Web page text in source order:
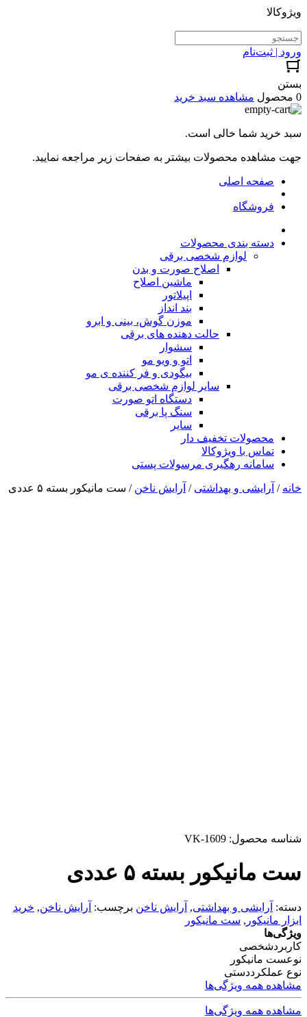
ویژوکالا
ورود | ثبت‌نام
بستن
0 محصول
مشاهده سبد خرید
سبد خرید شما خالی است.
جهت مشاهده محصولات بیشتر به صفحات زیر مراجعه نمایید.
صفحه اصلی
فروشگاه
دسته بندی محصولات
لوازم شخصی برقی
اصلاح صورت و بدن
ماشین اصلاح
اپیلاتور
بند انداز
موزن گوش، بینی و ابرو
حالت دهنده های برقی
سشوار
اتو و ویو مو
بیگودی و فر کننده ی مو
سایر لوازم شخصی برقی
دستگاه اتو صورت
سنگ پا برقی
سایر
محصولات تخفیف دار
تماس با ویژوکالا
سامانه رهگیری مرسولات پستی
خانه / آرایشی و بهداشتی / آرایش ناخن / ست مانیکور بسته ۵ عددی
شناسه محصول: VK-1609
ست مانیکور بسته ۵ عددی
دسته: آرایشی و بهداشتی, آرایش ناخن برچسب: آرایش ناخن, خرید
ابزار مانیکور , ست مانیکور
ویژگی‌ها
کاربردشخصی
نوعست مانیکور
نوع عملکرددستی
مشاهده همه ویژگی‌ها
مشاهده همه ویژگی‌ها